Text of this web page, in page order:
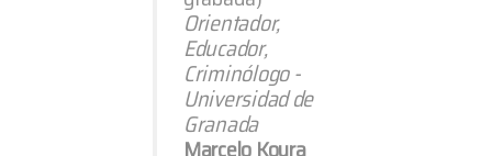
Orientador,
Educador,
Criminólogo -
Universidad de
Granada